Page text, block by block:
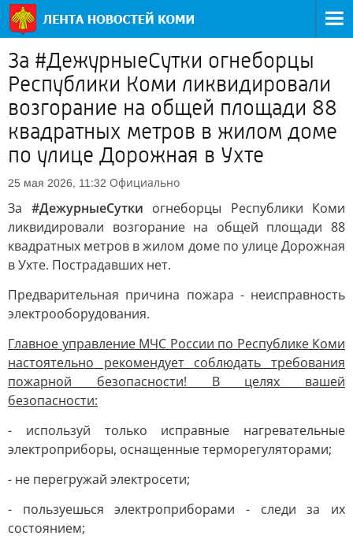
За #ДежурныеСутки огнеборцы
Республики Коми ликвидировали
возгорание на общей площади 88
квадратных метров в жилом доме
по улице Дорожная в Ухте
25 мая 2026, 11:32 Официально
За #ДежурныеСутки огнеборцы Республики Коми
ликвидировали возгорание на общей площади 88
квадратных метров в жилом доме по улице Дорожная
в Ухте. Пострадавших нет.
Предварительная причина пожара - неисправность
электрооборудования.
Главное управление МЧС России по Республике Коми
настоятельно рекомендует соблюдать требования
пожарной безопасности! В целях вашей
безопасности:
- используй только исправные нагревательные
электроприборы, оснащенные терморегуляторами;
- не перегружай электросети;
- пользуешься электроприборами - следи за их
состоянием;